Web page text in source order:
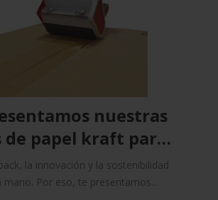
nuestras
de papel kraft para
embalaje más
sostenible!
la innovación y la sostenibilidad
mano. Por eso, te presentamos...